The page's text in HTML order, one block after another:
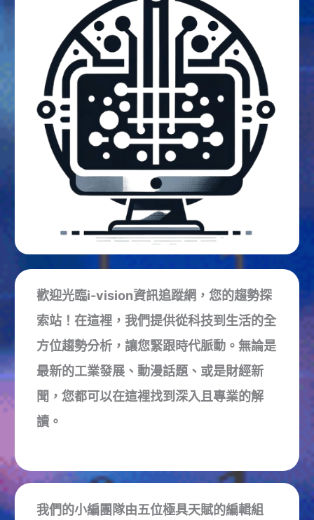
歡迎光臨i-vision資訊追蹤網，您的趨勢探
索站！在這裡，我們提供從科技到生活的全
方位趨勢分析，讓您緊跟時代脈動。無論是
最新的工業發展、動漫話題、或是財經新
聞，您都可以在這裡找到深入且專業的解
讀。
我們的小編團隊由五位極具天賦的編輯組